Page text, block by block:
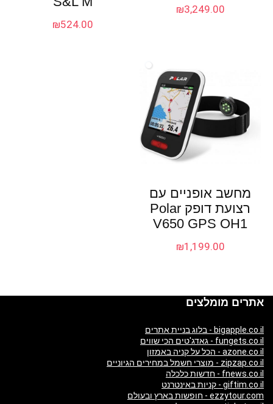
₪3,249.00
₪524.00
מחשב אופניים עם
רצועת דופק Polar
V650 GPS OH1
₪1,199.00
אתרים מומלצים
bigapple.co.il - בלוג בניית אתרים
fungets.co.il - גאדג'טים הכי שווים
azone.co.il - הכל על קניה באמזון
zipzap.co.il - מוצרי חשמל במחירים הגיוניים
fnews.co.il - חדשות כלכלה
giftim.co.il - קניות באינטרנט
ezzytour.com - חופשות בארץ ובעולם